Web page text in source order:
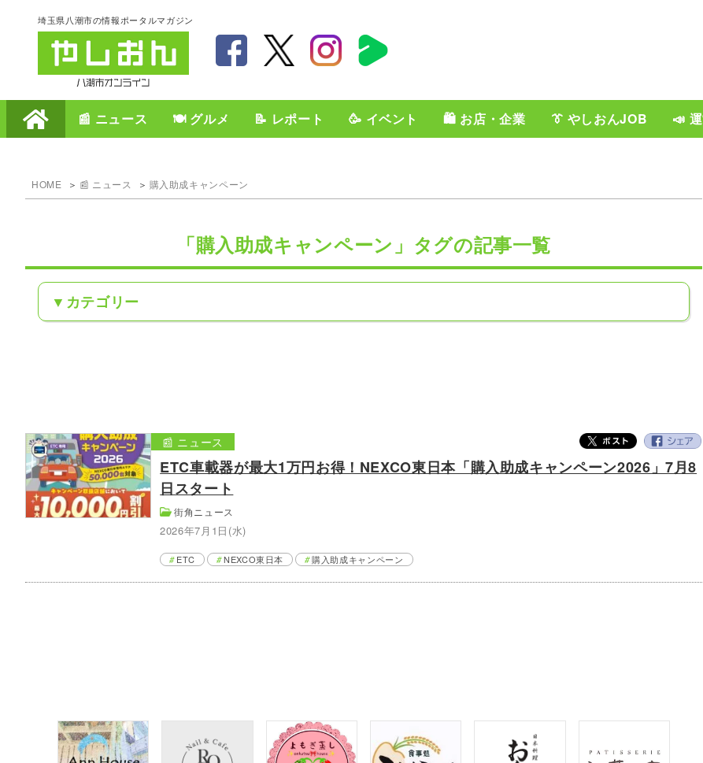
埼玉県八潮市の情報ポータルマガジン
📰 ニュース 🍽️ グルメ 📝 レポート 🥳 イベント 🛍️ お店・企業 👔 やしおんJOB 📣
HOME 📰 ニュース 購入助成キャンペーン
「購入助成キャンペーン」タグの記事一覧
カテゴリー
ETC車載器が最大1万円お得！NEXCO東日本「購入助成キャンペーン2026」7月8
日スタート
街角ニュース
2026年7月1日(水)
📰 ニュース
ETC NEXCO東日本 購入助成キャンペーン